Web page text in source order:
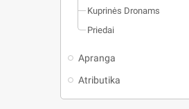
Kuprinės Dronams
Priedai
Apranga
Atributika